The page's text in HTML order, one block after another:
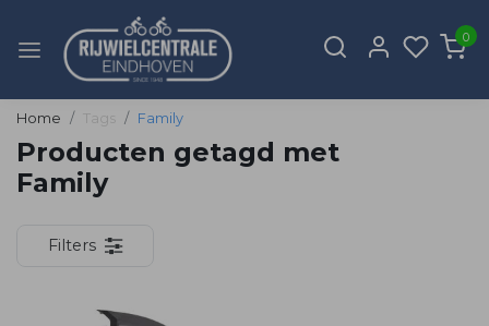
0
Home Tags Family
Producten getagd met
Family
Filters